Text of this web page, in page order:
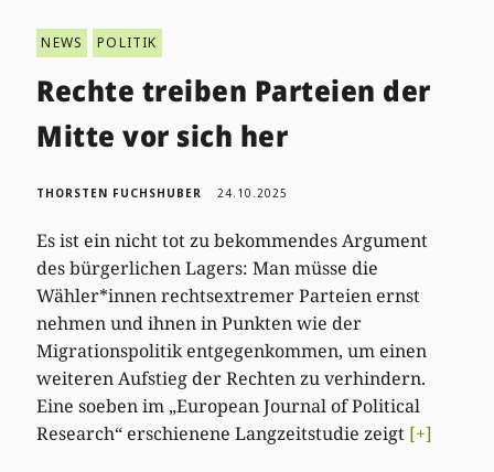
NEWS POLITIK
Rechte treiben Parteien der
Mitte vor sich her
THORSTEN FUCHSHUBER 24.10.2025
Es ist ein nicht tot zu bekommendes Argument
des bürgerlichen Lagers: Man müsse die
Wähler*innen rechtsextremer Parteien ernst
nehmen und ihnen in Punkten wie der
Migrationspolitik entgegenkommen, um einen
weiteren Aufstieg der Rechten zu verhindern.
Eine soeben im „European Journal of Political
Research“ erschienene Langzeitstudie zeigt [+]